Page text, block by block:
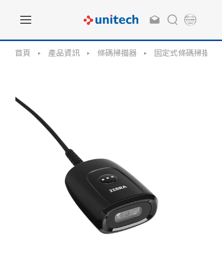
首頁 產品資訊 條碼掃描器 固定式條碼掃描器